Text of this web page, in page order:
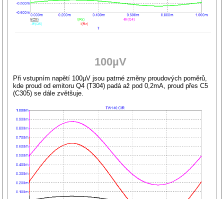
100µV
Při vstupním napětí 100µV jsou patrné změny proudových poměrů,
kde proud od emitoru Q4 (T304) padá až pod 0,2mA, proud přes C5
(C305) se dále zvětšuje.